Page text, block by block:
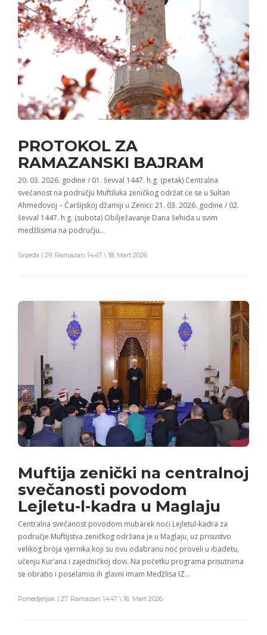
PROTOKOL ZA
RAMAZANSKI BAJRAM
20. 03. 2026. godine / 01. ševval 1447. h.g. (petak) Centralna
svečanost na području Muftiluka zeničkog održat će se u Sultan
Ahmedovoj – Čaršijskoj džamiji u Zenici: 21. 03. 2026. godine / 02.
ševval 1447. h.g. (subota) Obilježavanje Dana šehida u svim
medžlisima na području…
Srijeda | 29. Ramazan 1447 \ 18. Mart 2026
Muftija zenički na centralnoj
svečanosti povodom
Lejletu-l-kadra u Maglaju
Centralna svečanost povodom mubarek noći Lejletul-kadra za
područje Muftijstva zeničkog održana je u Maglaju, uz prisustvo
velikog broja vjernika koji su ovu odabranu noć proveli u ibadetu,
učenju Kur’ana i zajedničkoj dovi. Na početku programa prisutnima
se obratio i poselamio ih glavni imam Medžlisa IZ…
Ponedjeljak | 27. Ramazan 1447 \ 16. Mart 2026